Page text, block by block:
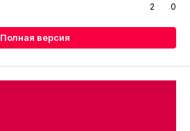
2 0
Полная версия